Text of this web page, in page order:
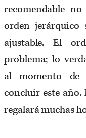
recomendable
orden
ajustable. El
problema; lo
al momento de
concluir este año.
regalará muchas